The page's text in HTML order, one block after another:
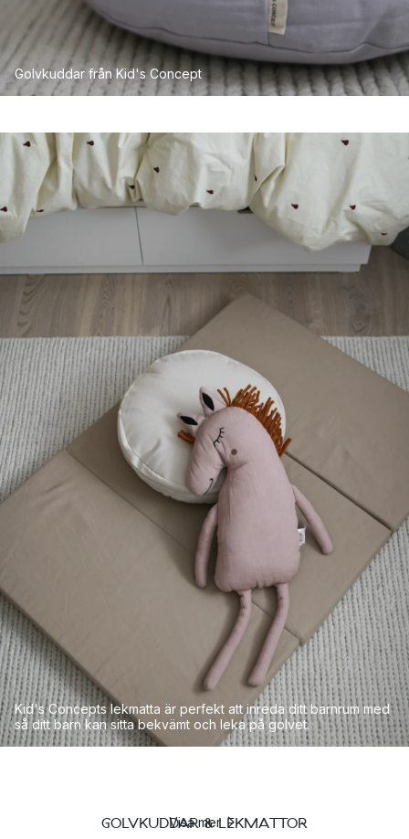
Golvkuddar från Kid's Concept
Kid's Concepts lekmatta är perfekt att inreda ditt barnrum med
så ditt barn kan sitta bekvämt och leka på golvet.
GOLVKUDDAR & LEKMATTOR
Visa mer